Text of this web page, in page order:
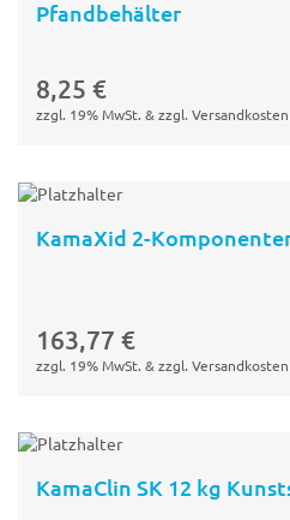
Pfandbehälter
8,25 €
zzgl. 19% MwSt. & zzgl. Versandkosten
KamaXid 2-
163,77 €
zzgl. 19% MwSt. & zzgl. Versandkosten
KamaClin SK 12 kg